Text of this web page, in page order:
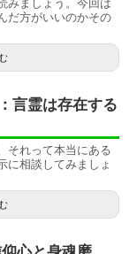
みましょう。今回は
だ方がいいのかその
言霊は存在する
それって本当にある
に相談してみましょ